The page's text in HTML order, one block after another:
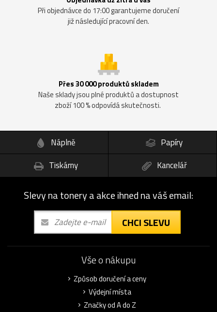
Při objednávce do 17:00 garantujeme doručení
již následující pracovní den.
Přes 30 000 produktů skladem
Naše sklady jsou plné produktů a dostupnost
zboží 100 % odpovídá skutečnosti.
Náplně
Papíry
Tiskárny
Kancelář
Slevy na tonery a akce ihned na váš email:
CHCI SLEVU
Vše o nákupu
Způsob doručení a ceny
Výdejní místa
Značky od A do Z